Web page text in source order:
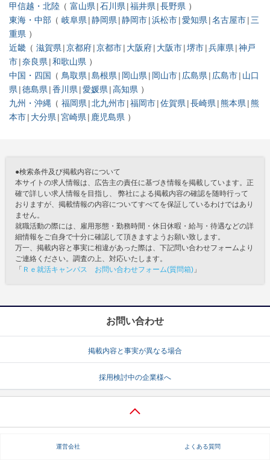
甲信越・北陸 富山県 石川県 福井県 長野県
東海・中部
岐阜県 静岡県 静岡市 浜松市 愛知県 名古屋市 三
重県
近畿
滋賀県 京都府 京都市 大阪府 大阪市 堺市 兵庫県 神戸
市 奈良県 和歌山県
中国・四国
鳥取県 島根県 岡山県 岡山市 広島県 広島市 山口
県 徳島県 香川県 愛媛県 高知県
九州・沖縄
福岡県 北九州市 福岡市 佐賀県 長崎県 熊本県 熊
本市 大分県 宮崎県 鹿児島県
●検索条件及び掲載内容について
本サイトの求人情報は、広告主の責任に基づき情報を掲載しています。正
確で詳しい求人情報を目指し、 弊社による掲載内容の確認を随時行って
おりますが、掲載情報の内容についてすべてを保証しているわけではあり
ません。
就職活動の際には、雇用形態・勤務時間・休日休暇・給与・待遇などの詳
細情報をご自身で十分に確認して頂きますようお願い致します。
万一、掲載内容と事実に相違があった際は、下記問い合わせフォームより
ご連絡ください。調査の上、対応いたします。
「 Ｒｅ就活キャンパス お問い合わせフォーム(質問箱) 」
お問い合わせ
掲載内容と事実が異なる場合
採用検討中の企業様へ
運営会社 よくある質問